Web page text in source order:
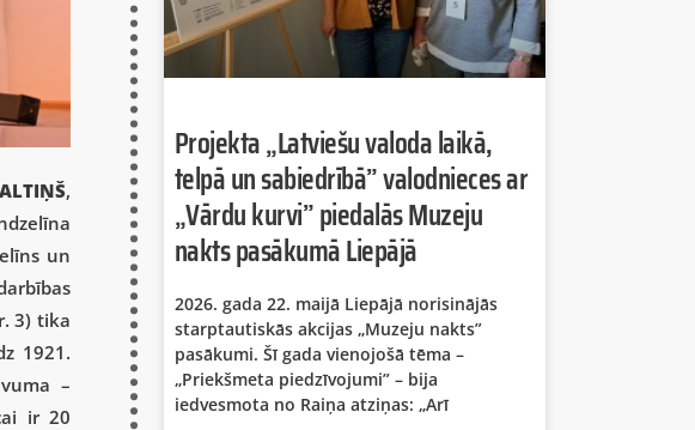
,
un
3) tika
1921.
–
ir 20
Projekta „Latviešu valoda laikā,
telpā un sabiedrībā” valodnieces ar
„Vārdu kurvi” piedalās Muzeju
nakts pasākumā Liepājā
2026. gada 22. maijā Liepājā norisinājās
starptautiskās akcijas „Muzeju nakts”
pasākumi. Šī gada vienojošā tēma –
„Priekšmeta piedzīvojumi” – bija
iedvesmota no Raiņa atziņas: „Arī